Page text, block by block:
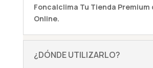
Foncalclima Tu Tienda Premium
Online.
¿DÓNDE UTILIZARLO?